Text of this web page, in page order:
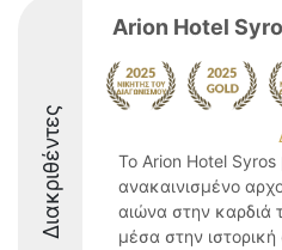
Διακριθέντες
Arion Hotel
Το Arion Hotel Syros
ανακαινισμένο
αιώνα στην καρδιά
μέσα στην